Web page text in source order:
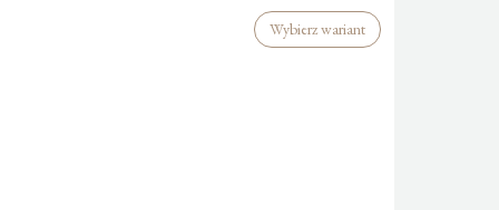
Wybierz wariant